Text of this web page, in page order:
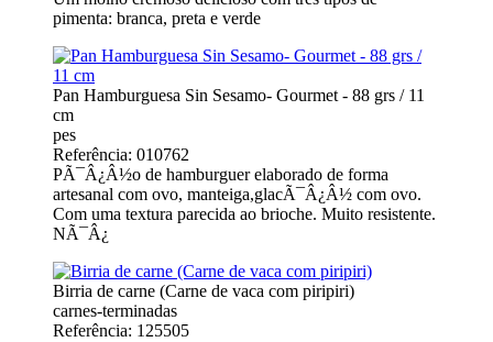
pimenta: branca, preta e verde
Pan Hamburguesa Sin Sesamo- Gourmet - 88 grs / 11
cm
pes
Referência: 010762
PÃ¯Â¿Â½o de hamburguer elaborado de forma
artesanal com ovo, manteiga,glacÃ¯Â¿Â½ com ovo.
Com uma textura parecida ao brioche. Muito resistente.
NÃ¯Â¿
Birria de carne (Carne de vaca com piripiri)
carnes-terminadas
Referência: 125505